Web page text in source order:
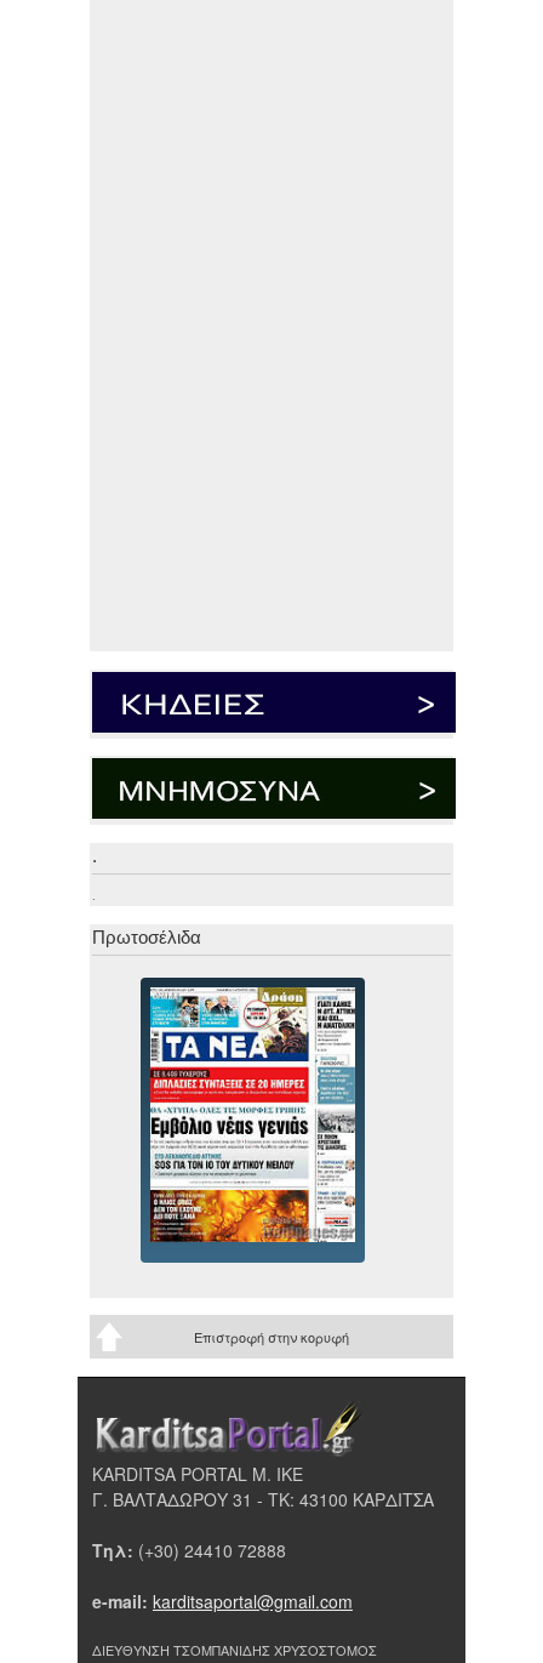
.
.
Πρωτοσέλιδα
Επιστροφή στην κορυφή
KARDITSA PORTAL Μ. ΙΚΕ
Γ. ΒΑΛΤΑΔΩΡΟΥ 31 - ΤΚ: 43100 ΚΑΡΔΙΤΣΑ
Τηλ: (+30) 24410 72888
e-mail: karditsaportal@gmail.com
ΔΙΕΥΘΥΝΣΗ ΤΣΟΜΠΑΝΙΔΗΣ ΧΡΥΣΟΣΤΟΜΟΣ